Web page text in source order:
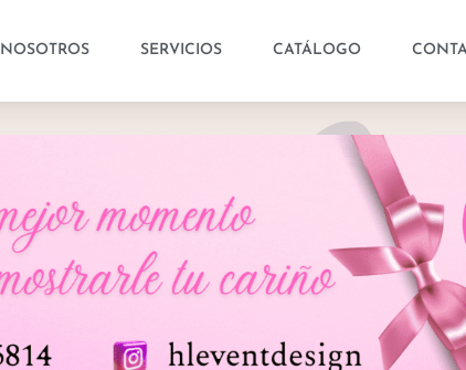
NOSOTROS SERVICIOS CATÁLOGO